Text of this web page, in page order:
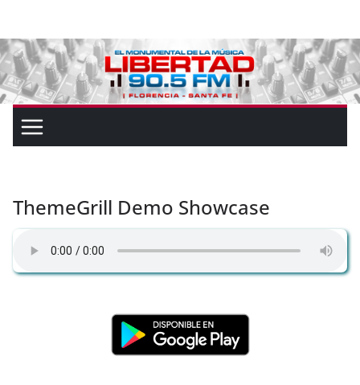
ThemeGrill Demo Showcase